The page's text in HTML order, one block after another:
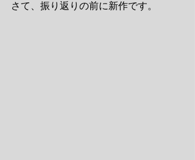
さて、振り返りの前に新作です。